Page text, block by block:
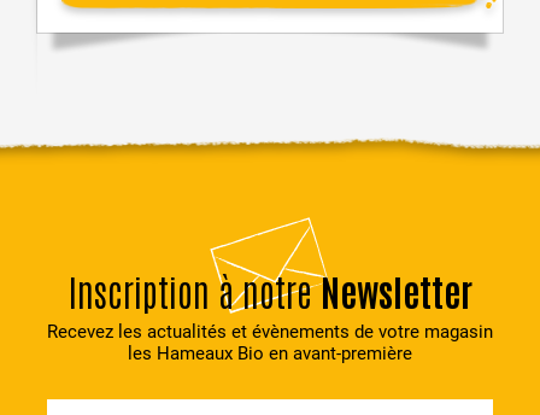
Inscription à notreNewsletter
Recevez les actualités et évènements de votre magasin
les Hameaux Bio en avant-première